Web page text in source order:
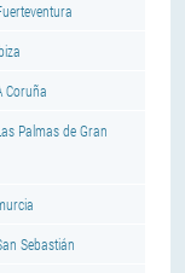
Coruña
Palmas de Gran
Sebastián